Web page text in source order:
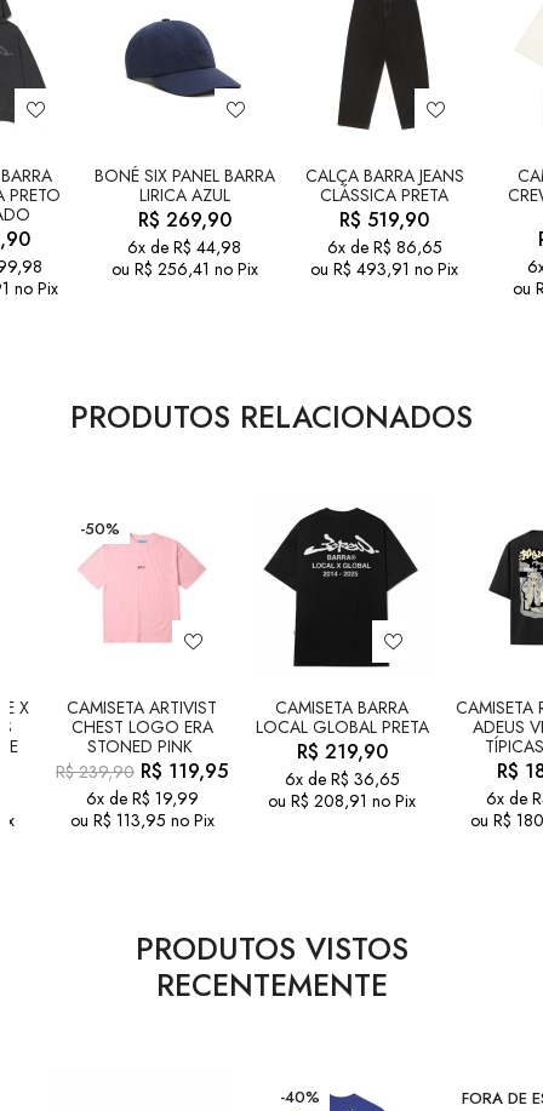
PRETO
no Pix
BONÉ SIX PANEL BARRA
LIRICA AZUL
R$ 269,90
6x de R$ 44,98
ou R$ 256,41 no Pix
CALÇA BARRA JEANS
CLÁSSICA PRETA
R$ 519,90
6x de R$ 86,65
ou R$ 493,91 no Pix
ou
PRODUTOS RELACIONADOS
X
-50%
CAMISETA ARTIVIST
CHEST LOGO ERA
STONED PINK
R$239,90 R$ 119,95
6x de R$ 19,99
ou R$ 113,95 no Pix
CAMISETA BARRA
LOCAL GLOBAL PRETA
R$ 219,90
6x de R$ 36,65
ou R$ 208,91 no Pix
CAMISETA
ADEUS
R$
6x de
ou R$
PRODUTOS VISTOS
RECENTEMENTE
-40% FORA DE